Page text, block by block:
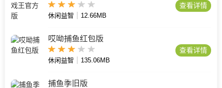
休闲益智 12.66MB
查看详情
哎呦捕鱼红包版
休闲益智 135.06MB
查看详情
捕鱼季旧版